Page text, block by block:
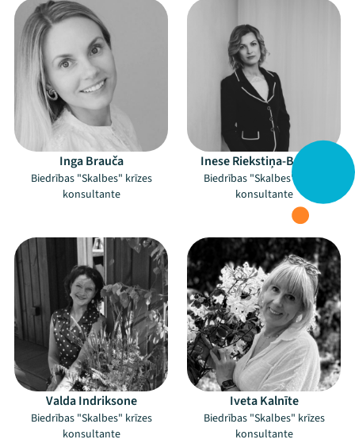
Mana programma
Festivāls
Programma
Inga Brauča
Biedrības "Skalbes" krīzes
konsultante
Inese Riekstiņa-Bundze
Biedrības "Skalbes" krīzes
konsultante
Valda Indriksone
Biedrības "Skalbes" krīzes
konsultante
Iveta Kalnīte
Biedrības "Skalbes" krīzes
konsultante